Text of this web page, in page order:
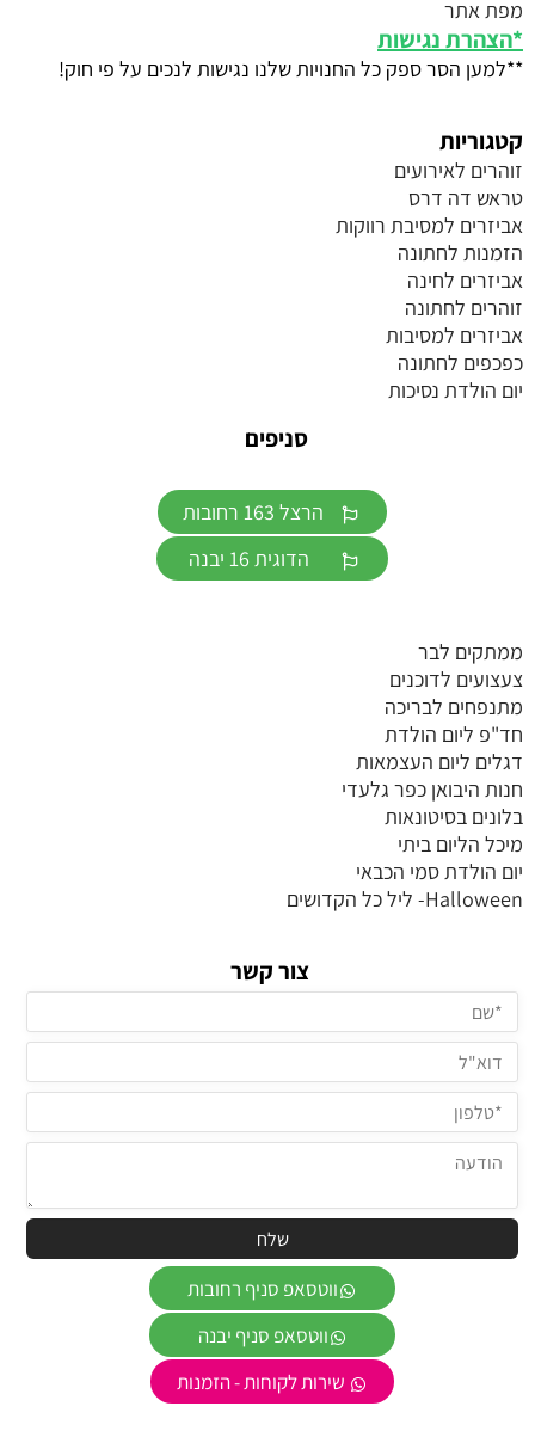
מפת אתר
*הצהרת נגישות
**למען הסר ספק כל החנויות שלנו נגישות לנכים על פי חוק!
קטגוריות
זוהרים לאירועים
טראש דה דרס
אביזרים למסיבת רווקות
הזמנות לחתונה
אביזרים לחינה
זוהרים לחתונה
אביזרים למסיבות
כפכפים לחתונה
יום הולדת נסיכות
סניפים
הרצל 163 רחובות
הדוגית 16 יבנה
ממתקים לבר
צעצועים לדוכנים
מתנפחים לבריכה
חד"פ ליום הולדת
דגלים ליום העצמאות
חנות היבואן כפר גלעדי
בלונים בסיטונאות
מיכל הליום ביתי
יום הולדת סמי הכבאי
Halloween- ליל כל הקדושים
צור קשר
ווטסאפ סניף רחובות
ווטסאפ סניף יבנה
שירות לקוחות - הזמנות